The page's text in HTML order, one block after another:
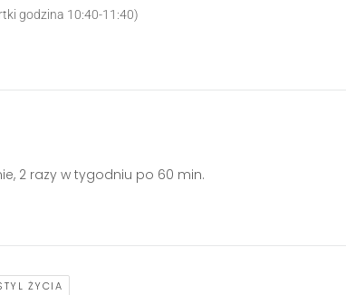
godzina 10:40-11:40)
2 razy w tygodniu po 60 min.
ŻYCIA